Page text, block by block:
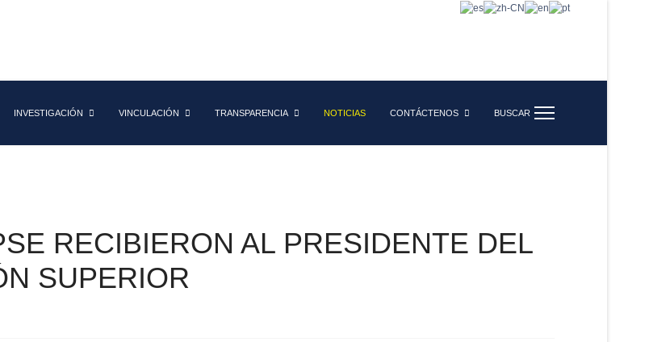
INVESTIGACIÓN VINCULACIÓN TRANSPARENCIA NOTICIAS CONTÁCTENOS BUSCAR
RECIBIERON AL PRESIDENTE DEL
SUPERIOR